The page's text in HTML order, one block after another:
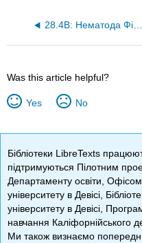
28.4B: Нематода Філум
Was this article helpful?
Yes No
Бібліотеки LibreTexts
підтримуються Пілотним
Департаменту освіти,
університету в Девісі,
університету в Девісі,
навчання Каліфорнійського
Ми також визнаємо